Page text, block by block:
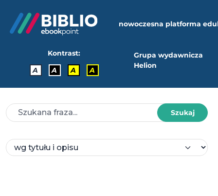
nowoczesna platforma
Kontrast:
A
A A A
Grupa wydawnicza
Helion
Szukaj